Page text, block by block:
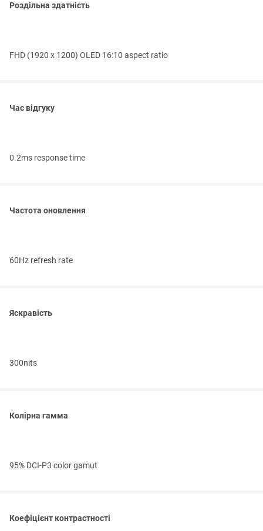
Роздільна здатність
FHD (1920 x 1200) OLED 16:10 aspect ratio
Час відгуку
0.2ms response time
Частота оновлення
60Hz refresh rate
Яскравість
300nits
Колірна гамма
95% DCI-P3 color gamut
Коефіцієнт контрастності